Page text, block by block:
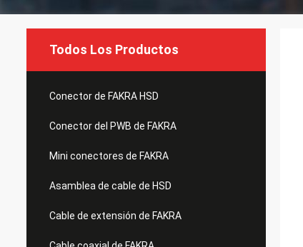
Todos Los Productos
Conector de FAKRA HSD
Conector del PWB de FAKRA
Mini conectores de FAKRA
Asamblea de cable de HSD
Cable de extensión de FAKRA